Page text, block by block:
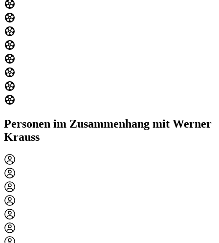
Personen im Zusammenhang mit Werner
Krauss